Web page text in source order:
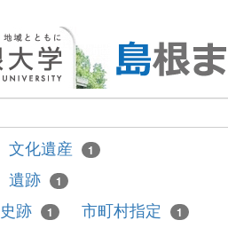
文化遺産 1
遺跡 1
史跡 1 市町村指定 1